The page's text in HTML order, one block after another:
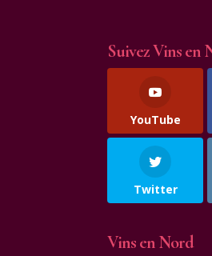
Suivez Vins en
YouTube
Twitter
Vins en Nord